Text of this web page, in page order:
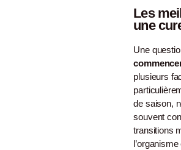
Les
une
Une
plusieurs
de saison,
souvent
transitions